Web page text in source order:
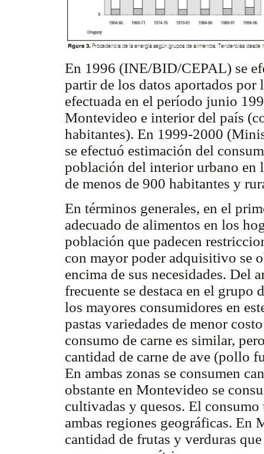
En 1996 (INE/BID/CEPAL) se
partir de los datos aportados por
efectuada en el período junio
Montevideo e interior del país
habitantes). En 1999-2000
se efectuó estimación del
población del interior urbano en
de menos de 900 habitantes y
En términos generales, en el
adecuado de alimentos en los
población que padecen
con mayor poder adquisitivo se
encima de sus necesidades. Del
frecuente se destaca en el grupo
los mayores consumidores en
pastas variedades de menor
consumo de carne es similar,
cantidad de carne de ave (pollo
En ambas zonas se consumen
obstante en Montevideo se
cultivadas y quesos. El
ambas regiones geográficas. En
cantidad de frutas y verduras